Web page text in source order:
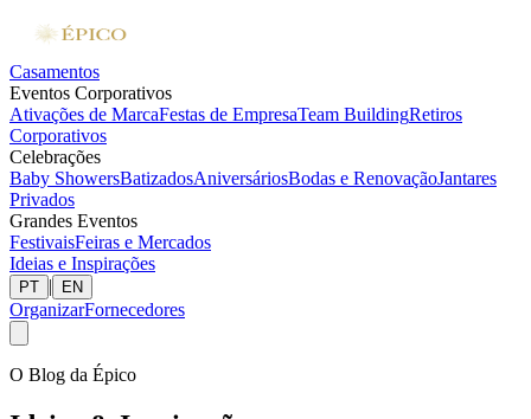
Casamentos
Eventos Corporativos
Ativações de MarcaFestas de EmpresaTeam BuildingRetiros
Corporativos
Celebrações
Baby ShowersBatizadosAniversáriosBodas e RenovaçãoJantares
Privados
Grandes Eventos
FestivaisFeiras e Mercados
Ideias e Inspirações
PT | EN
OrganizarFornecedores
O Blog da Épico